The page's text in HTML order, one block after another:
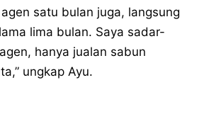
satu bulan juga, langsung
lima bulan. Saya sadar-
hanya jualan sabun
ungkap Ayu.